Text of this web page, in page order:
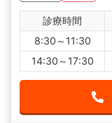
診療時間
8:30～11:30
14:30～17:30